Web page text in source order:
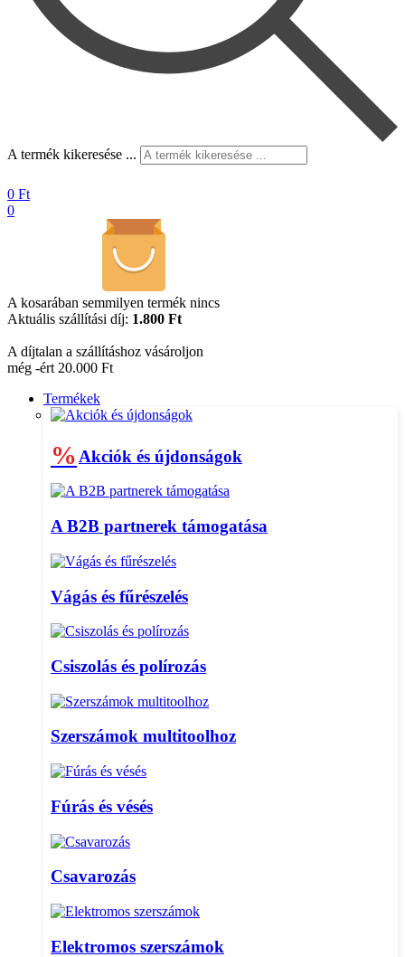
A termék kikeresése ...
0 Ft
0
A kosarában semmilyen termék nincs
Aktuális szállítási díj: 1.800 Ft
A díjtalan a szállításhoz vásároljon
még -ért 20.000 Ft
Termékek
% Akciók és újdonságok
A B2B partnerek támogatása
Vágás és fűrészelés
Csiszolás és polírozás
Szerszámok multitoolhoz
Fúrás és vésés
Csavarozás
Elektromos szerszámok